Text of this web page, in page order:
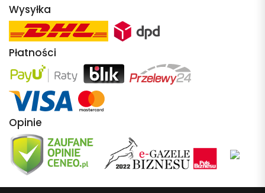
Wysyłka
Płatności
Opinie